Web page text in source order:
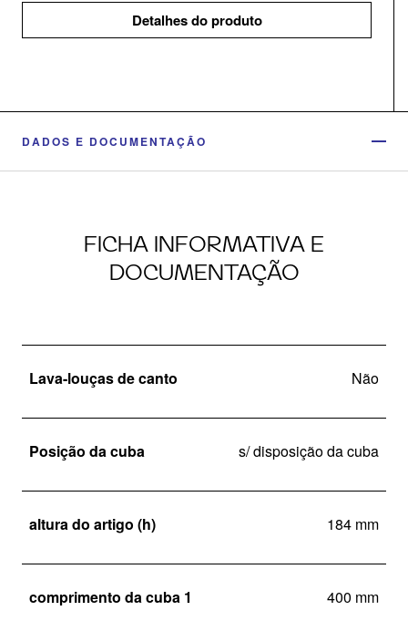
Detalhes do produto
DADOS E DOCUMENTAÇÃO
FICHA INFORMATIVA E
DOCUMENTAÇÃO
Lava-louças de canto Não
Posição da cuba s/ disposição da cuba
altura do artigo (h) 184 mm
comprimento da cuba 1 400 mm